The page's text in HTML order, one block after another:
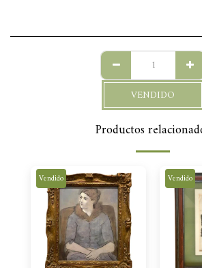
VENDIDO
Productos
Vendido Vendido